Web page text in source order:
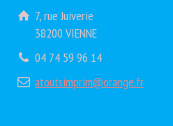
7, rue Juiverie
38200 VIENNE
04 74 59 96 14
atoutsimprim@orange.fr